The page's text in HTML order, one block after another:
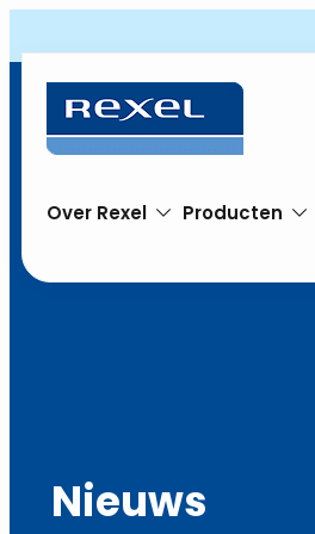
Over Rexel Producten
Nieuws